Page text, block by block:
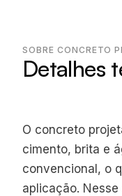
SOBRE CONCRETO
Detalhes
O concreto
cimento, brita e
convencional, o
aplicação.